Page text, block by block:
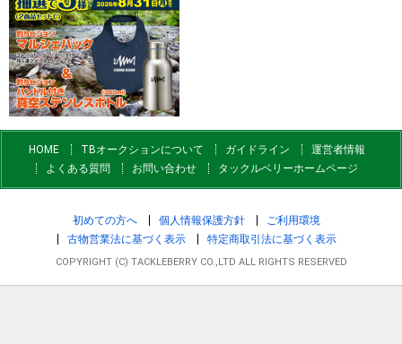
HOME TBオークションについて ガイドライン
運営者情報
よくある質問
お問い合わせ タックルベリーホームページ
初めての方へ 個人情報保護方針
ご利用環境
古物営業法に基づく表示
特定商取引法に基づく表示
COPYRIGHT (C) TACKLEBERRY CO.,LTD ALL RIGHTS RESERVED